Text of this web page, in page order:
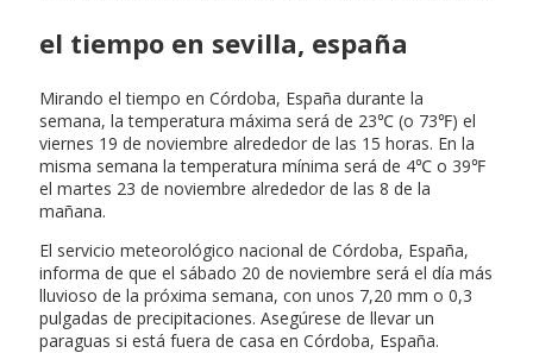
el tiempo en sevilla, españa
Mirando el tiempo en Córdoba, España durante la
semana, la temperatura máxima será de 23℃ (o 73℉) el
viernes 19 de noviembre alrededor de las 15 horas. En la
misma semana la temperatura mínima será de 4℃ o 39℉
el martes 23 de noviembre alrededor de las 8 de la
mañana.
El servicio meteorológico nacional de Córdoba, España,
informa de que el sábado 20 de noviembre será el día más
lluvioso de la próxima semana, con unos 7,20 mm o 0,3
pulgadas de precipitaciones. Asegúrese de llevar un
paraguas si está fuera de casa en Córdoba, España.